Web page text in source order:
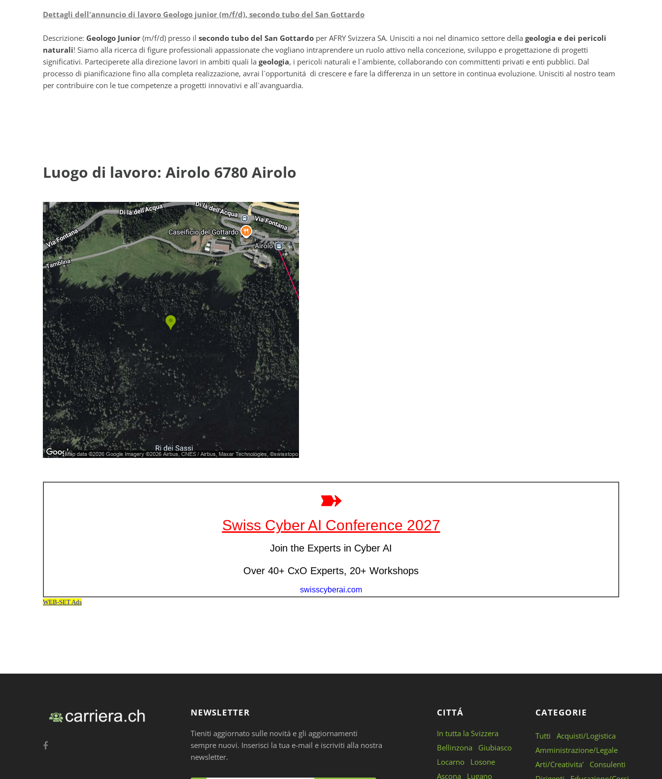
Dettagli dell'annuncio di lavoro Geologo junior (m/f/d), secondo tubo del San Gottardo
Descrizione: Geologo Junior (m/f/d) presso il secondo tubo del San Gottardo per AFRY Svizzera SA. Unisciti a noi nel dinamico settore della geologia e dei pericoli
naturali! Siamo alla ricerca di figure professionali appassionate che vogliano intraprendere un ruolo attivo nella concezione, sviluppo e progettazione di progetti
significativi. Parteciperete alla direzione lavori in ambiti quali la geologia, i pericoli naturali e l`ambiente, collaborando con committenti privati e enti pubblici. Dal
processo di pianificazione fino alla completa realizzazione, avrai l`opportunitá di crescere e fare la differenza in un settore in continua evoluzione. Unisciti al nostro team
per contribuire con le tue competenze a progetti innovativi e all`avanguardia.
Luogo di lavoro: Airolo 6780 Airolo
NEWSLETTER
Tieniti aggiornato sulle novitá e gli aggiornamenti
sempre nuovi. Inserisci la tua e-mail e iscriviti alla nostra
newsletter.
CITTÁ
In tutta la Svizzera
Bellinzona
Giubiasco
Locarno
Losone
Ascona
Lugano
CATEGORIE
Tutti
Acquisti/Logistica
Amministrazione/Legale
Arti/Creativita'
Consulenti